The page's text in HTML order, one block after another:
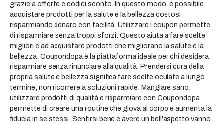
grazie a offerte e codici sconto. In questo modo, è possibile
acquistare prodotti per la salute e la bellezza costosi
risparmiando denaro con facilità. Utilizzare i coupon permette
di risparmiare senza troppi sforzi. Questo aiuta a fare scelte
migliori e ad acquistare prodotti che migliorano la salute e la
bellezza. Coupondopa è la piattaforma ideale per chi desidera
risparmiare senza rinunciare alla qualità. Prendersi cura della
propria salute e bellezza significa fare scelte oculate a lungo
termine, non ricorrere a soluzioni rapide. Mangiare sano,
utilizzare prodotti di qualità e risparmiare con Coupondopa
permette di creare una routine che giova al corpo e aumenta la
fiducia in se stessi. Sentirsi bene e avere un bell'aspetto vanno